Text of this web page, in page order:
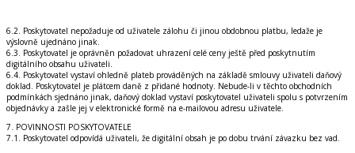
6.2. Poskytovatel nepožaduje od uživatele zálohu či jinou obdobnou platbu, ledaže je
výslovně ujednáno jinak.
6.3. Poskytovatel je oprávněn požadovat uhrazení celé ceny ještě před poskytnutím
digitálního obsahu uživateli.
6.4. Poskytovatel vystaví ohledně plateb prováděných na základě smlouvy uživateli daňový
doklad. Poskytovatel je plátcem daně z přidané hodnoty. Nebude-li v těchto obchodních
podmínkách sjednáno jinak, daňový doklad vystaví poskytovatel uživateli spolu s potvrzením
objednávky a zašle jej v elektronické formě na e-mailovou adresu uživatele.
7. POVINNOSTI POSKYTOVATELE
7.1. Poskytovatel odpovídá uživateli, že digitální obsah je po dobu trvání závazku bez vad.